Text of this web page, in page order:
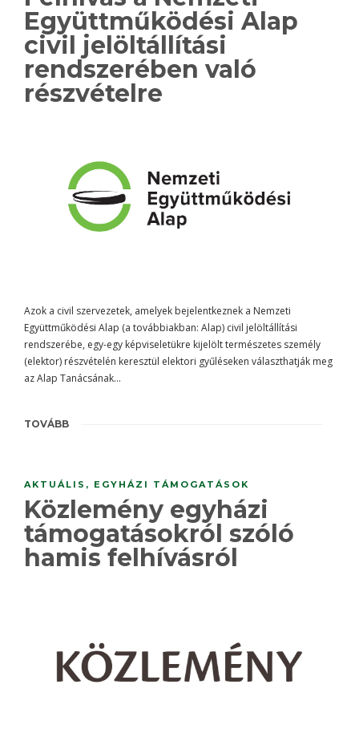
Együttműködési Alap
civil jelöltállítási
rendszerében való
részvételre
Azok a civil szervezetek, amelyek bejelentkeznek a Nemzeti
Együttműködési Alap (a továbbiakban: Alap) civil jelöltállítási
rendszerébe, egy-egy képviseletükre kijelölt természetes személy
(elektor) részvételén keresztül elektori gyűléseken választhatják meg
az Alap Tanácsának…
TOVÁBB
AKTUÁLIS , EGYHÁZI TÁMOGATÁSOK
Közlemény egyházi
támogatásokról szóló
hamis felhívásról